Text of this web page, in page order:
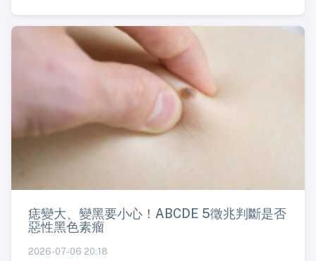
痣變大、變黑要小心！ABCDE 5徵兆判斷是否
惡性黑色素瘤
2026-07-06 20:18